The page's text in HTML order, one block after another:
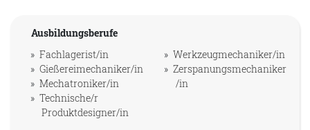
Ausbildungsberufe
Fachlagerist/in
Gießereimechaniker/in
Mechatroniker/in
Technische/r
Produktdesigner/in
Werkzeugmechaniker/in
Zerspanungsmechaniker
/in